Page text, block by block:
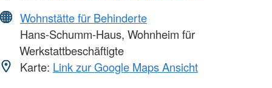
Wohnstätte für Behinderte
Hans-Schumm-Haus, Wohnheim für
Werkstattbeschäftigte
Karte: Link zur Google Maps Ansicht